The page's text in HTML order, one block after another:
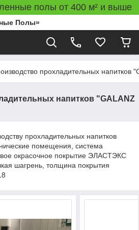
полы от 400 м² и выше
Полы»
прохладительных напитков
напитков "GALANZ
прохладительных напитков
помещения, система
окрасочное покрытие ЭЛАСТЭКС
шагрень, толщина покрытия